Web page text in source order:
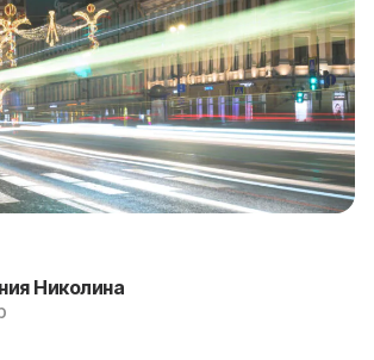
Николина